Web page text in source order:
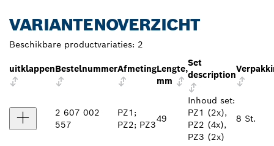
VARIANTENOVERZICHT
Beschikbare productvariaties: 2
uitklappenBestelnummerAfmetingLengte,
mm
Set
description
2 607 002
557
PZ1;
PZ2; PZ3
49
Inhoud set:
PZ1 (2x),
PZ2 (4x),
PZ3 (2x)
8 St.